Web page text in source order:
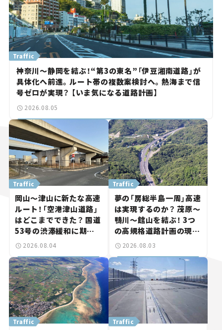
Traffic
神奈川～静岡を結ぶ！“第3の東名”「伊豆湘南道路」が
具体化へ前進。ルート帯の複数案検討へ。熱海まで信
号ゼロが実現？ 【いま気になる道路計画】
2026.08.05
Traffic
岡山～津山に新たな高速
ルート！「空港津山道路」
はどこまでできた？ 国道
53号の渋滞緩和に期待。
岡山市側でも動きが【い
2026.08.04
Traffic
夢の「房総半島一周」高速
は実現するのか？ 茂原～
鴨川～館山を結ぶ！ 3つ
の高規格道路計画の現
状。「館山鴨川道路」で検
路計画】
2026.08.03
Traffic Traffic